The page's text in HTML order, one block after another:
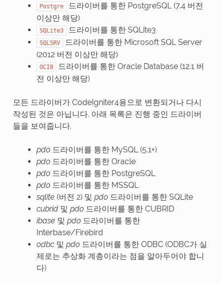
Postgre
드라이버를 통한 PostgreSQL (7.4 버전
이상만 해당)
SQLite3 드라이버를 통한 SQLite3
SQLSRV
드라이버를 통한 Microsoft SQL Server
(2012 버전 이상만 해당)
OCI8
드라이버를 통한 Oracle Database (12.1 버
전 이상만 해당)
모든 드라이버가 CodeIgniter4용으로 변환되거나 다시
작성된 것은 아닙니다. 아래 목록은 진행 중인 드라이버
들을 보여줍니다.
pdo드라이버를 통한 MySQL (5.1+)
pdo드라이버를 통한 Oracle
pdo드라이버를 통한 PostgreSQL
pdo드라이버를 통한 MSSQL
sqlite (버전 2) 및 pdo드라이버를 통한 SQLite
cubrid및 pdo드라이버를 통한 CUBRID
ibase 및 pdo드라이버를 통한
Interbase/Firebird
odbc및 pdo드라이버를 통한 ODBC (ODBC가 실
제로는 추상화 계층이라는 점을 알아두어야 합니
다)